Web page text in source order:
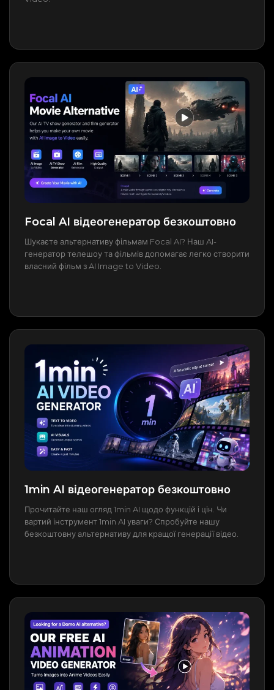
Focal AI відеогенератор безкоштовно
Шукаєте альтернативу фільмам Focal AI? Наш AI-
генератор телешоу та фільмів допомагає легко створити
власний фільм з AI Image to Video.
1min AI відеогенератор безкоштовно
Прочитайте наш огляд 1min AI щодо функцій і цін. Чи
вартий інструмент 1min AI уваги? Спробуйте нашу
безкоштовну альтернативу для кращої генерації відео.